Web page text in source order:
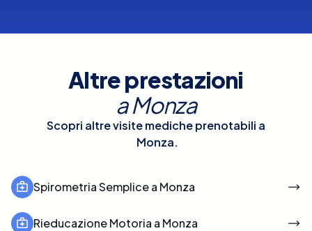
Altre prestazioni
aMonza
Scopri altre visite mediche prenotabili a
Monza.
Spirometria Semplice a Monza
Rieducazione Motoria a Monza